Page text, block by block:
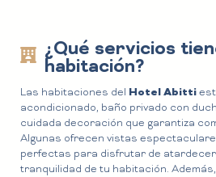
¿Qué servicios
habitación?
Las habitaciones del Hotel Abitti
acondicionado, baño privado con
cuidada decoración que garantiza
Algunas ofrecen vistas
perfectas para disfrutar de
tranquilidad de tu habitación.